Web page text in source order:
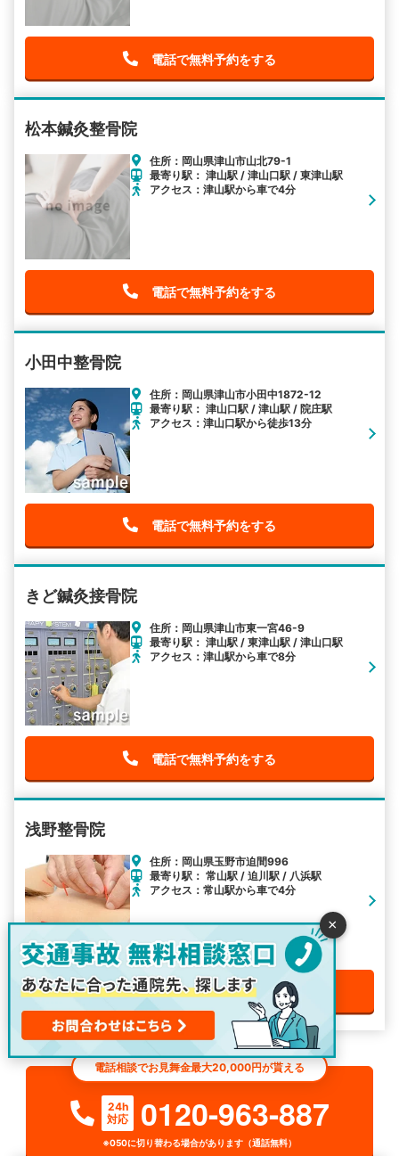
電話で無料予約をする
松本鍼灸整骨院
住所：岡山県津山市山北79-1
最寄り駅： 津山駅 / 津山口駅 / 東津山駅
アクセス：津山駅から車で4分
電話で無料予約をする
小田中整骨院
住所：岡山県津山市小田中1872-12
最寄り駅： 津山口駅 / 津山駅 / 院庄駅
アクセス：津山口駅から徒歩13分
電話で無料予約をする
きど鍼灸接骨院
住所：岡山県津山市東一宮46-9
最寄り駅： 津山駅 / 東津山駅 / 津山口駅
アクセス：津山駅から車で8分
電話で無料予約をする
浅野整骨院
住所：岡山県玉野市迫間996
最寄り駅： 常山駅 / 迫川駅 / 八浜駅
アクセス：常山駅から車で4分
電話で無料予約をする
電話相談でお見舞金最大20,000円が貰える
24h
対応
0120-963-887
※050に切り替わる場合があります（通話無料）
×